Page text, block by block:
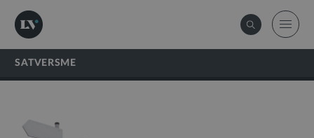
SATVERSME